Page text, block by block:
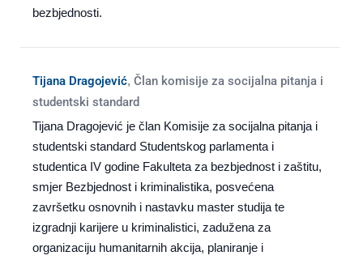
bezbjednosti.
Tijana Dragojević, Član komisije za socijalna pitanja i
studentski standard
Tijana Dragojević je član Komisije za socijalna pitanja i
studentski standard Studentskog parlamenta i
studentica IV godine Fakulteta za bezbjednost i zaštitu,
smjer Bezbjednost i kriminalistika, posvećena
završetku osnovnih i nastavku master studija te
izgradnji karijere u kriminalistici, zadužena za
organizaciju humanitarnih akcija, planiranje i